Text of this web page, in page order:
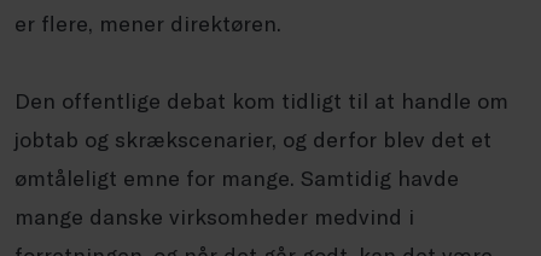
er flere, mener direktøren.
Den offentlige debat kom tidligt til at handle om
jobtab og skrækscenarier, og derfor blev det et
ømtåleligt emne for mange. Samtidig havde
mange danske virksomheder medvind i